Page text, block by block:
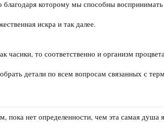
благодаря которому мы способны
искра и так далее.
то соответственно и организм
детали по всем вопросам связанных с
нет определенности, чем эта самая душа